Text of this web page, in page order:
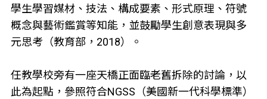
學生學習媒材、技法、構成要素、形式原理、符號
概念與藝術鑑賞等知能，並鼓勵學生創意表現與多
元思考（教育部，2018）。
任教學校旁有一座天橋正面臨老舊拆除的討論，以
此為起點，參照符合NGSS（美國新一代科學標準）